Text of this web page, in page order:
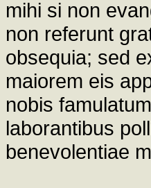
mihi si non
non referunt
obsequia; sed
maiorem eis
nobis
laborantibus
benevolentiae